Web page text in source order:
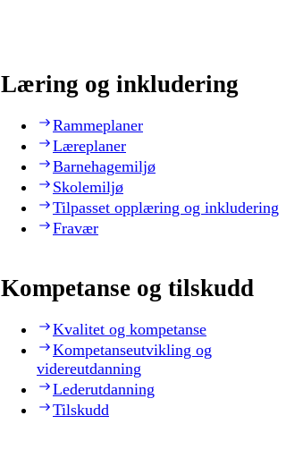
Læring og inkludering
Rammeplaner
Læreplaner
Barnehagemiljø
Skolemiljø
Tilpasset opplæring og inkludering
Fravær
Kompetanse og tilskudd
Kvalitet og kompetanse
Kompetanseutvikling og
videreutdanning
Lederutdanning
Tilskudd